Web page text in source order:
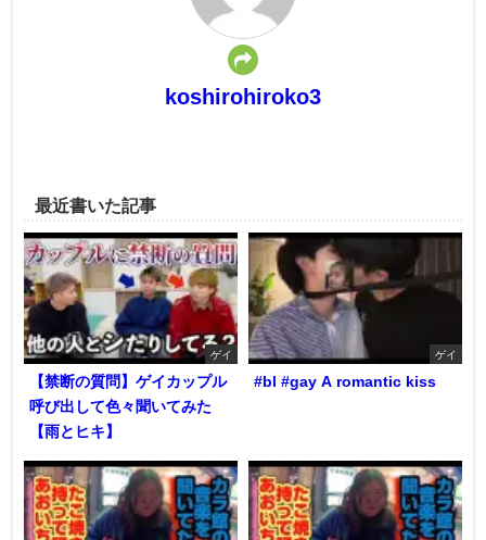
koshirohiroko3
最近書いた記事
ゲイ
【禁断の質問】ゲイカップル
呼び出して色々聞いてみた
【雨とヒキ】
ゲイ
#bl #gay A romantic kiss